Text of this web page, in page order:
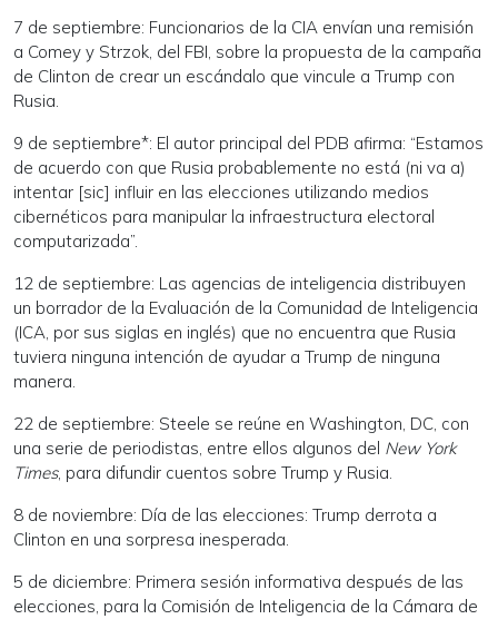
7 de septiembre: Funcionarios de la CIA envían una remisión
a Comey y Strzok, del FBI, sobre la propuesta de la campaña
de Clinton de crear un escándalo que vincule a Trump con
Rusia.
9 de septiembre*: El autor principal del PDB afirma: “Estamos
de acuerdo con que Rusia probablemente no está (ni va a)
intentar [sic] influir en las elecciones utilizando medios
cibernéticos para manipular la infraestructura electoral
computarizada”.
12 de septiembre: Las agencias de inteligencia distribuyen
un borrador de la Evaluación de la Comunidad de Inteligencia
(ICA, por sus siglas en inglés) que no encuentra que Rusia
tuviera ninguna intención de ayudar a Trump de ninguna
manera.
22 de septiembre: Steele se reúne en Washington, DC, con
una serie de periodistas, entre ellos algunos del New York
Times, para difundir cuentos sobre Trump y Rusia.
8 de noviembre: Día de las elecciones: Trump derrota a
Clinton en una sorpresa inesperada.
5 de diciembre: Primera sesión informativa después de las
elecciones, para la Comisión de Inteligencia de la Cámara de